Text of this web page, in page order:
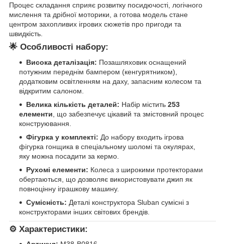
Процес складання сприяє розвитку посидючості, логічного
мислення та дрібної моторики, а готова модель стане
центром захопливих ігрових сюжетів про пригоди та
швидкість.
🌟 Особливості набору:
Висока деталізація: Позашляховик оснащений
потужним переднім бампером (кенгурятником),
додатковим освітленням на даху, запасним колесом та
відкритим салоном.
Велика кількість деталей: Набір містить 253
елементи , що забезпечує цікавий та змістовний процес
конструювання.
Фігурка у комплекті: До набору входить ігрова
фігурка гонщика в спеціальному шоломі та окулярах,
яку можна посадити за кермо.
Рухомі елементи: Колеса з широкими протекторами
обертаються, що дозволяє використовувати джип як
повноцінну іграшкову машину.
Сумісність: Деталі конструктора Sluban сумісні з
конструкторами інших світових брендів.
⚙️ Характеристики: